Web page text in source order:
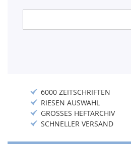
Newsletter:
6000 ZEITSCHRIFTEN
RIESEN AUSWAHL
GROSSES HEFTARCHIV
SCHNELLER VERSAND